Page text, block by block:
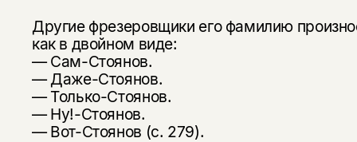
Другие фрезеровщики его фамилию
как в двойном виде:
— Сам-Стоянов.
— Даже-Стоянов.
— Только-Стоянов.
— Ну!-Стоянов.
— Вот-Стоянов (с. 279).